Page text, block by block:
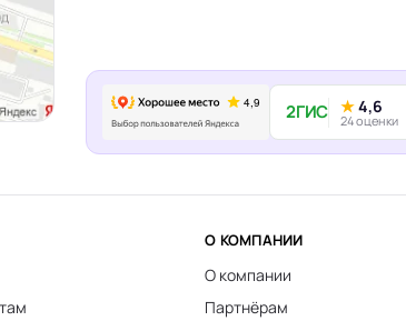
2ГИС ★4,6
24 оценки
О КОМПАНИИ
О компании
Партнёрам